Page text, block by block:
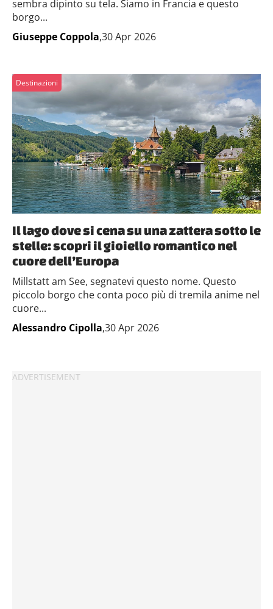
sembra dipinto su tela. Siamo in Francia e questo
borgo...
Giuseppe Coppola,30 Apr 2026
Destinazioni
Il lago dove si cena su una zattera sotto le
stelle: scopri il gioiello romantico nel
cuore dell’Europa
Millstatt am See, segnatevi questo nome. Questo
piccolo borgo che conta poco più di tremila anime nel
cuore...
Alessandro Cipolla,30 Apr 2026